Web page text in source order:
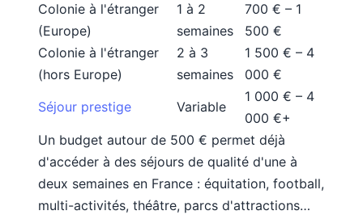
Colonie à l'étranger
(Europe)
1 à 2
semaines
700 € – 1
500 €
Colonie à l'étranger
(hors Europe)
2 à 3
semaines
1 500 € – 4
000 €
Séjour prestige
Variable
1 000 € – 4
000 €+
Un budget autour de 500 € permet déjà
d'accéder à des séjours de qualité d'une à
deux semaines en France : équitation, football,
multi-activités, théâtre, parcs d'attractions…